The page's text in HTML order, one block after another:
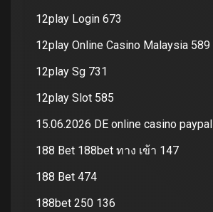
12play Login 673
12play Online Casino Malaysia 589
12play Sg 731
12play Slot 585
15.06.2026 DE online casino paypal
188 Bet 188bet ทาง เข้า 147
188 Bet 474
188bet 250 136